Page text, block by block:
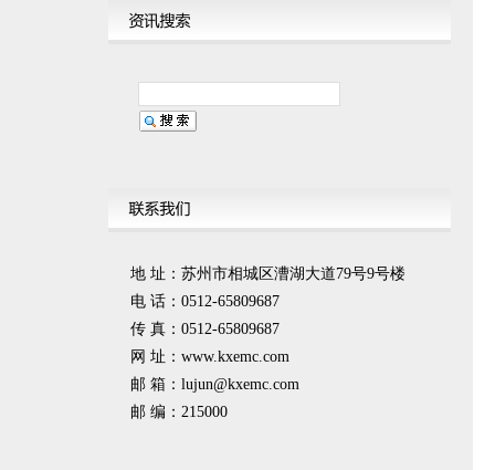
地 址：苏州市相城区漕湖大道79号9号楼
电 话：0512-65809687
传 真：0512-65809687
网 址：www.kxemc.com
邮 箱： lujun@kxemc.com
邮 编：215000